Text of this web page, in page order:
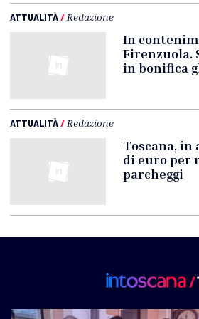
ATTUALITÀ/ Redazione
In
Firenzuola.
in bonifica
ATTUALITÀ/ Redazione
Toscana, in
di euro per
parcheggi